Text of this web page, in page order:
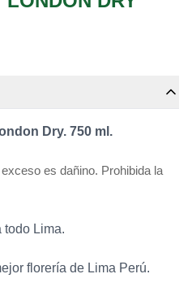
Dry. 750 ml.
es dañino. Prohibida la
todo Lima.
florería de Lima Perú.